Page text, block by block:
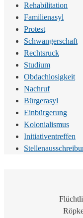
Rehabilitation
Familienasyl
Protest
Schwangerschaft
Rechtsruck
Studium
Obdachlosigkeit
Nachruf
Bürgerasyl
Einbürgerung
Kolonialismus
Initiativentreffen